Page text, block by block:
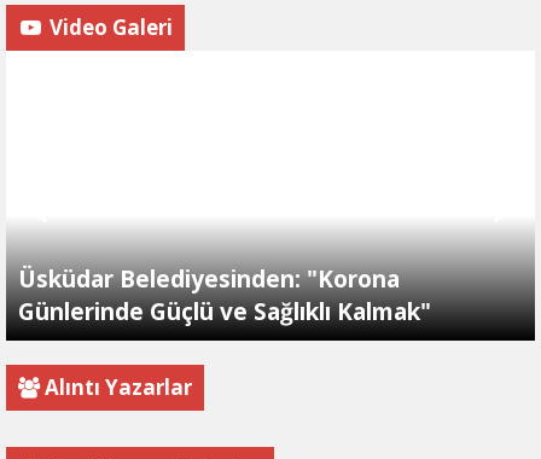
Video Galeri
Üsküdar Belediyesinden: "Korona
Günlerinde Güçlü ve Sağlıklı Kalmak"
Alıntı Yazarlar